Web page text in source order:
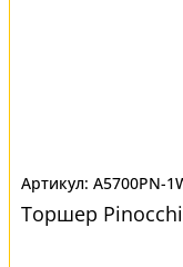
A5700PN-
Торшер